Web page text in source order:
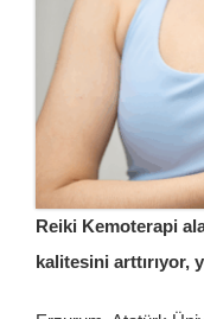
İletişim
Reiki Kemoterapi
kalitesini arttırıyor,